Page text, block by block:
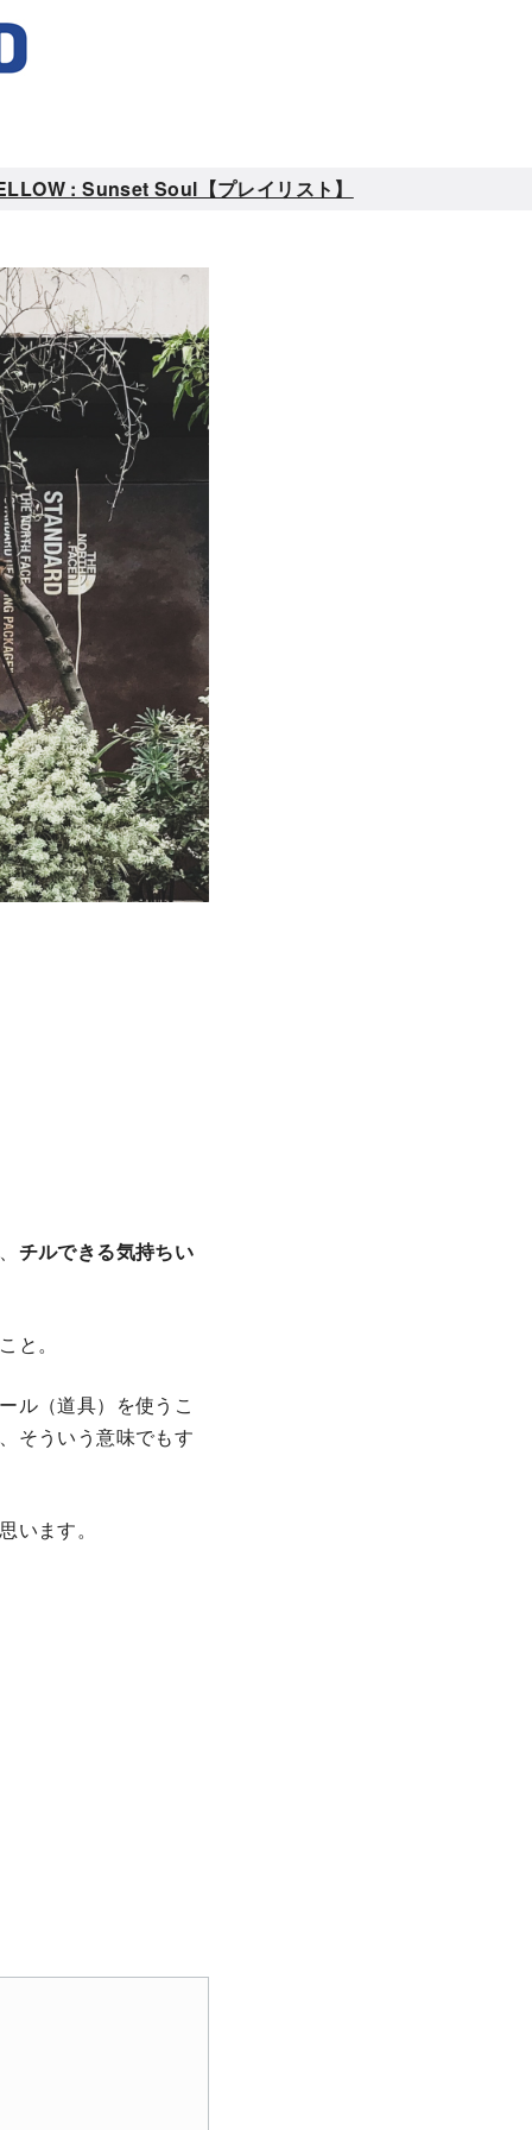
: Sunset Soul【プレイリスト】
チルできる気持ちい
と。
ル（道具）を使うこ
そういう意味でもす
います。